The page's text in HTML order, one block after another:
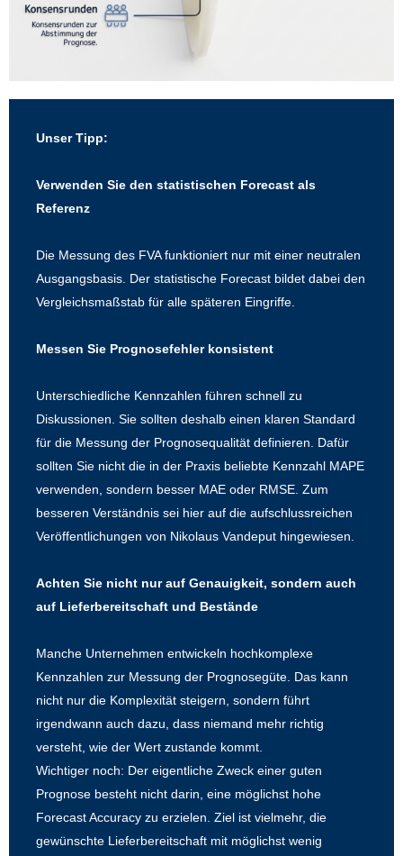
Unser Tipp:
Verwenden Sie den statistischen Forecast als
Referenz
Die Messung des FVA funktioniert nur mit einer neutralen
Ausgangsbasis. Der statistische Forecast bildet dabei den
Vergleichsmaßstab für alle späteren Eingriffe.
Messen Sie Prognosefehler konsistent
Unterschiedliche Kennzahlen führen schnell zu
Diskussionen. Sie sollten deshalb einen klaren Standard
für die Messung der Prognosequalität definieren. Dafür
sollten Sie nicht die in der Praxis beliebte Kennzahl MAPE
verwenden, sondern besser MAE oder RMSE. Zum
besseren Verständnis sei hier auf die aufschlussreichen
Veröffentlichungen von Nikolaus Vandeput hingewiesen.
Achten Sie nicht nur auf Genauigkeit, sondern auch
auf Lieferbereitschaft und Bestände
Manche Unternehmen entwickeln hochkomplexe
Kennzahlen zur Messung der Prognosegüte. Das kann
nicht nur die Komplexität steigern, sondern führt
irgendwann auch dazu, dass niemand mehr richtig
versteht, wie der Wert zustande kommt.
Wichtiger noch: Der eigentliche Zweck einer guten
Prognose besteht nicht darin, eine möglichst hohe
Forecast Accuracy zu erzielen. Ziel ist vielmehr, die
gewünschte Lieferbereitschaft mit möglichst wenig